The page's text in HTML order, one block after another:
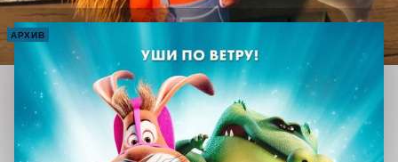
АРХИВ